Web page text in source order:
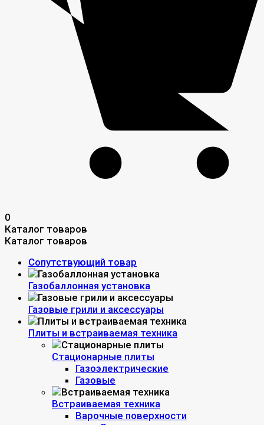
0
Каталог товаров
Каталог товаров
Сопутствующий товар
Газобаллонная установка
Газовые грили и аксессуары
Плиты и встраиваемая техника
Стационарные плиты
Газоэлектрические
Газовые
Встраиваемая техника
Варочные поверхности